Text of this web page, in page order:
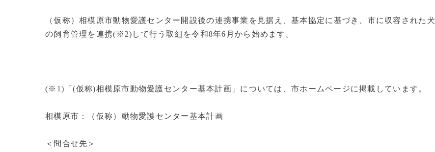
（仮称）相模原市動物愛護センター開設後の連携事業を見据え、基本協定に基づき、市に収容された犬
の飼育管理を連携(※2)して行う取組を令和8年6月から始めます。
(※1)「(仮称)相模原市動物愛護センター基本計画」については、市ホームページに掲載しています。
相模原市：（仮称）動物愛護センター基本計画
＜問合せ先＞